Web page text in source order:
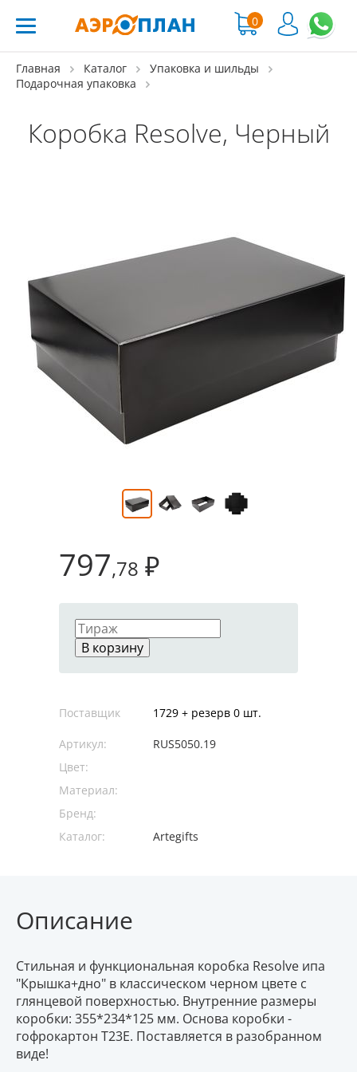
0
Главная Каталог
Упаковка и шильды
Подарочная упаковка
Коробка Resolve, Черный
797,78 ₽
В корзину
Поставщик 1729 + резерв 0 шт.
Артикул:
RUS5050.19
Цвет:
Материал:
Бренд:
Каталог:
Artegifts
Описание
Стильная и функциональная коробка Resolve ипа
"Крышка+дно" в классическом черном цвете с
глянцевой поверхностью. Внутренние размеры
коробки: 355*234*125 мм. Основа коробки -
гофрокартон Т23Е. Поставляется в разобранном
виде!